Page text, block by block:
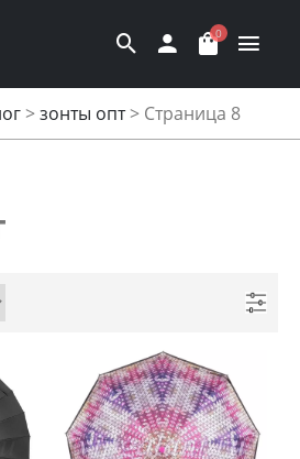
0
>зонты опт> Страница 8